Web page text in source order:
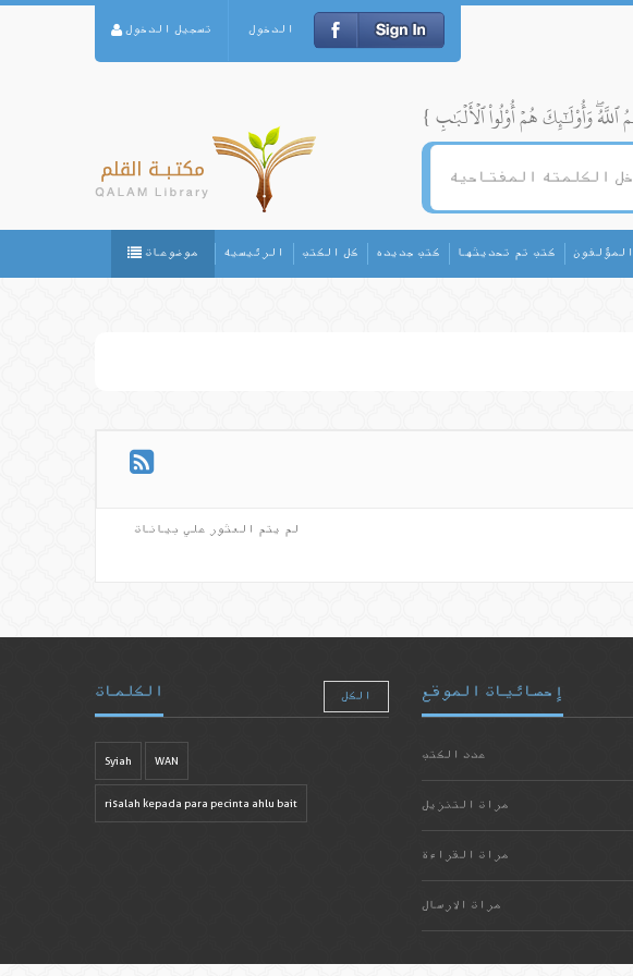
تسجيل الدخول الدخول
موضوعات الرئيسيه كل الكتب كتب جديده كتب تم تحديثها المؤلفون
لم يتم العثور علي بيانات
الكلمات الكل
Syiah WAN
risalah kepada para pecinta ahlu bait
إحصائيات الموقع
عدد الكتب
مرات التنزيل
مرات القراءة
مرات الارسال